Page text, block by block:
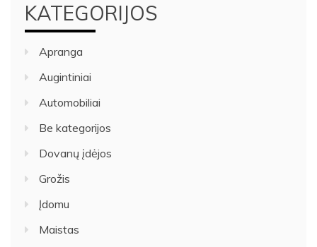
KATEGORIJOS
Apranga
Augintiniai
Automobiliai
Be kategorijos
Dovanų įdėjos
Grožis
Įdomu
Maistas